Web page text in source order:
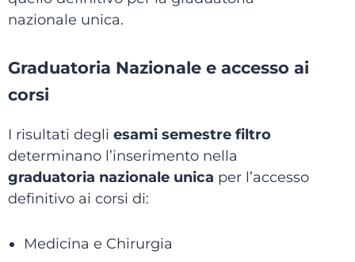
nazionale unica.
Graduatoria Nazionale e accesso ai
corsi
I risultati degli esami semestre filtro
determinano l’inserimento nella
graduatoria nazionale unica per l’accesso
definitivo ai corsi di:
Medicina e Chirurgia